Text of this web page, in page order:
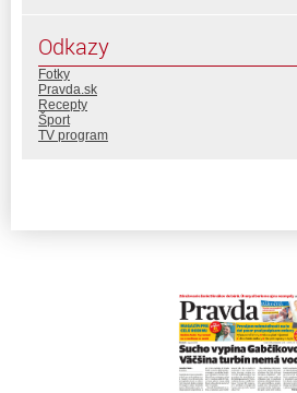
Odkazy
Fotky
Pravda.sk
Recepty
Šport
TV program